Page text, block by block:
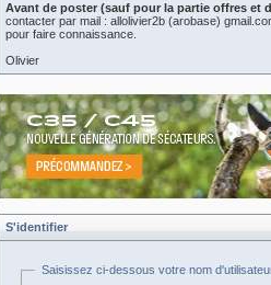
Avant de poster (sauf pour la partie offres et
contacter par mail : allolivier2b (arobase)
pour faire connaissance.
Olivier
S'identifier
Saisissez ci-dessous votre nom